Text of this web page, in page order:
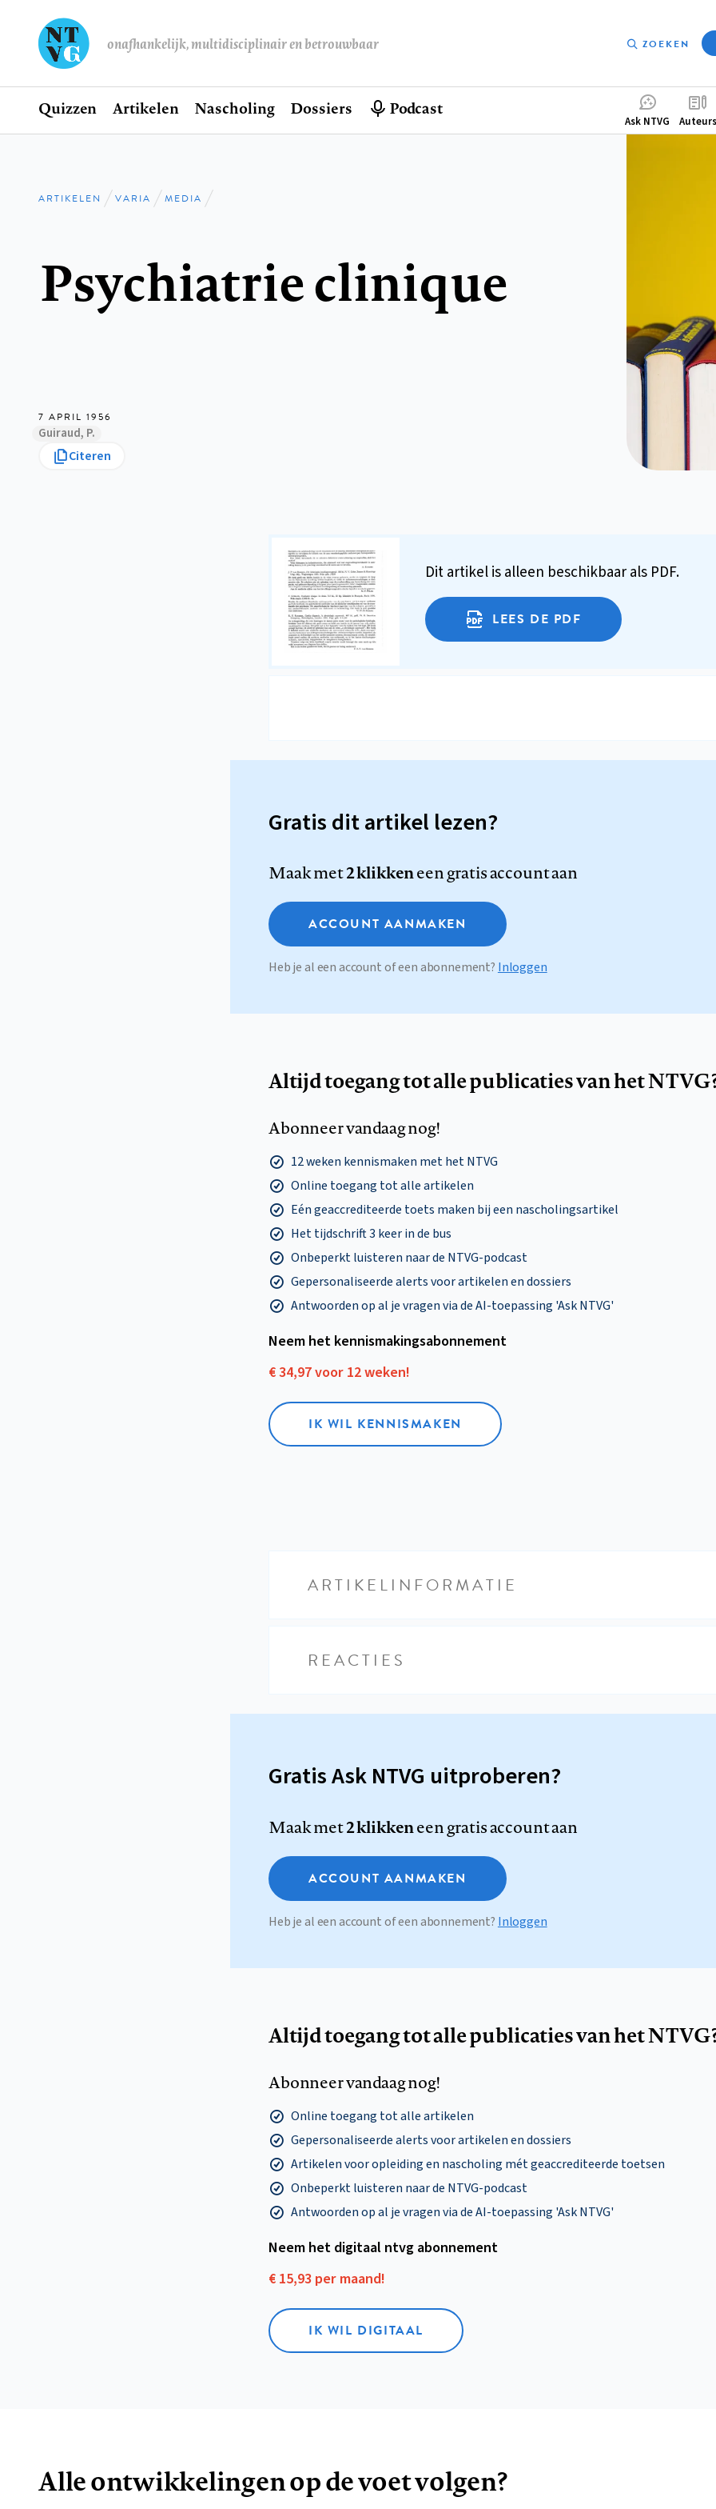
onafhankelijk, multidisciplinair en betrouwbaar ZOEKEN
Hoofdnavigatie
Home
Quizzen Artikelen Nascholing Dossiers Podcast
Ask NTVG Auteurs
Kruimelpad
ARTIKELEN VARIA MEDIA
Psychiatrie clinique
7 APRIL 1956
Guiraud, P.
Citeren
Dit artikel is alleen beschikbaar als PDF.
LEES DE PDF
Gratis dit artikel lezen?
Maak met2 klikkeneen gratis account aan
ACCOUNT AANMAKEN
Heb je al een account of een abonnement? Inloggen
Altijd toegang tot alle publicaties van het
Abonneer vandaag nog!
12 weken kennismaken met het NTVG
Online toegang tot alle artikelen
Eén geaccrediteerde toets maken bij een nascholingsartikel
Het tijdschrift 3 keer in de bus
Onbeperkt luisteren naar de NTVG-podcast
Gepersonaliseerde alerts voor artikelen en dossiers
Antwoorden op al je vragen via de AI-toepassing 'Ask NTVG'
Neem het kennismakings­abonnement
€ 34,97 voor 12 weken!
IK WIL KENNISMAKEN
ARTIKELINFORMATIE
REACTIES
Gratis Ask NTVG uitproberen?
Maak met2 klikkeneen gratis account aan
ACCOUNT AANMAKEN
Heb je al een account of een abonnement? Inloggen
Altijd toegang tot alle publicaties van het
Abonneer vandaag nog!
Online toegang tot alle artikelen
Gepersonaliseerde alerts voor artikelen en dossiers
Artikelen voor opleiding en nascholing mét geaccrediteerde toetsen
Onbeperkt luisteren naar de NTVG-podcast
Antwoorden op al je vragen via de AI-toepassing 'Ask NTVG'
Neem het digitaal ntvg abonnement
€ 15,93 per maand!
IK WIL DIGITAAL
Alle ontwikkelingen op de voet volgen?